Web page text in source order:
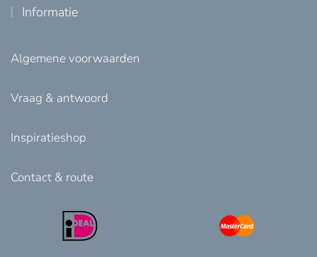
Informatie
Algemene voorwaarden
Vraag & antwoord
Inspiratieshop
Contact & route